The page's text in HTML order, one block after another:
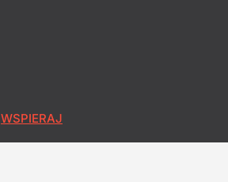
WSPIERAJ